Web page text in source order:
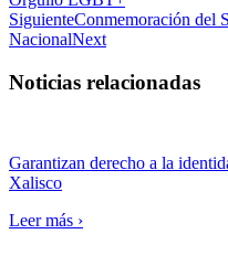
SiguienteConmemoración del
NacionalNext
Noticias relacionadas
Garantizan derecho a la
Xalisco
Leer más ›